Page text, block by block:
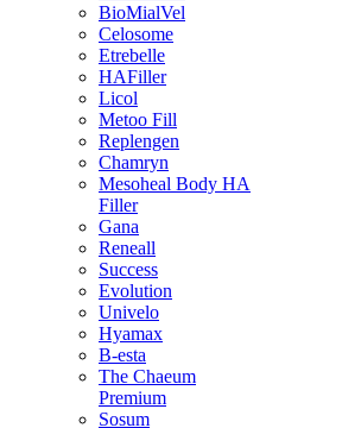
BioMialVel
Celosome
Etrebelle
HAFiller
Licol
Metoo Fill
Replengen
Chamryn
Mesoheal Body HA
Filler
Gana
Reneall
Success
Evolution
Univelo
Hyamax
B-esta
The Chaeum
Premium
Sosum